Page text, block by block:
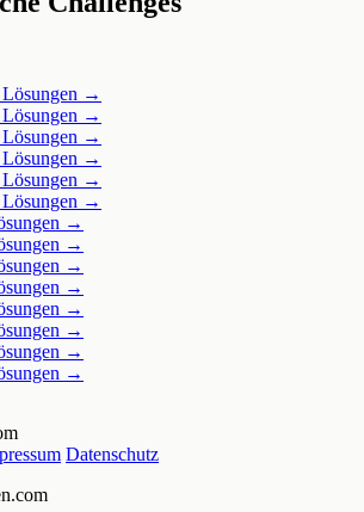
Lösungen →
Lösungen →
Lösungen →
Lösungen →
Lösungen →
Lösungen →
→
→
→
→
→
→
→
→
Datenschutz